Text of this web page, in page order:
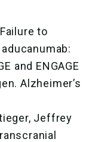
to
and ENGAGE
Alzheimer’s
Jeffrey